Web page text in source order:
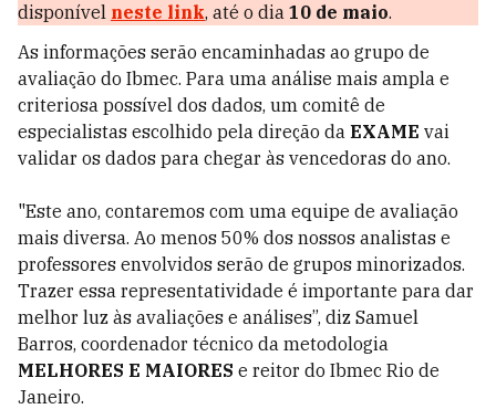
disponível neste link, até o dia 10 de maio.
As informações serão encaminhadas ao grupo de
avaliação do Ibmec. Para uma análise mais ampla e
criteriosa possível dos dados, um comitê de
especialistas escolhido pela direção da EXAME vai
validar os dados para chegar às vencedoras do ano.
"Este ano, contaremos com uma equipe de avaliação
mais diversa. Ao menos 50% dos nossos analistas e
professores envolvidos serão de grupos minorizados.
Trazer essa representatividade é importante para dar
melhor luz às avaliações e análises”, diz Samuel
Barros, coordenador técnico da metodologia
MELHORES E MAIORES e reitor do Ibmec Rio de
Janeiro.